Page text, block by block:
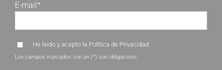
E-mail*
He leído y acepto la Política de Privacidad.
Los campos marcados con un (*) son obligatorios.